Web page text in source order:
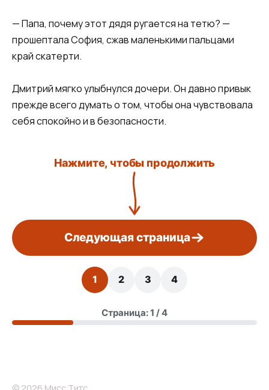
— Папа, почему этот дядя ругается на тетю? —
прошептала София, сжав маленькими пальцами
край скатерти.
Дмитрий мягко улыбнулся дочери. Он давно привык
прежде всего думать о том, чтобы она чувствовала
себя спокойно и в безопасности.
Нажмите, чтобы продолжить
Следующая страница
1 2 3 4
Страница: 1 / 4